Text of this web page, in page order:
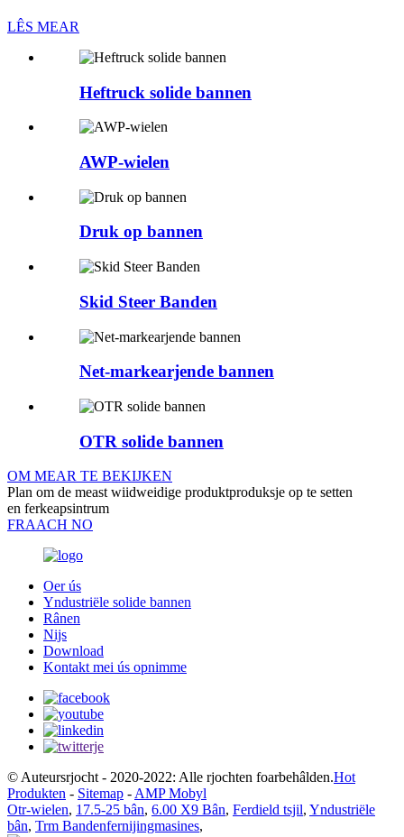
LÊS MEAR
Heftruck solide bannen
AWP-wielen
Druk op bannen
Skid Steer Banden
Net-markearjende bannen
OTR solide bannen
OM MEAR TE BEKIJKEN
Plan om de meast wiidweidige produktproduksje op te setten
en ferkeapsintrum
FRAACH NO
Oer ús
Yndustriële solide bannen
Rânen
Nijs
Download
Kontakt mei ús opnimme
© Auteursrjocht - 2020-2022: Alle rjochten foarbehâlden.Hot
Produkten - Sitemap -AMP Mobyl
Otr-wielen, 17.5-25 bân, 6.00 X9 Bân, Ferdield tsjil, Yndustriële
bân, Trm Bandenfernijingmasines,